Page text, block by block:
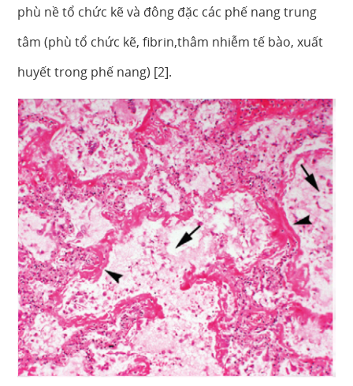
phù nề tổ chức kẽ và đông đặc các phế nang trung
tâm (phù tổ chức kẽ, fibrin,thâm nhiễm tế bào, xuất
huyết trong phế nang) [2].